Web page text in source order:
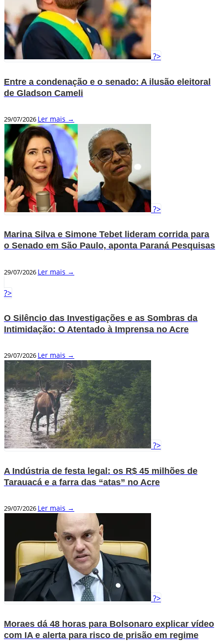
?>
Entre a condenação e o senado: A ilusão eleitoral
de Gladson Cameli
29/07/2026 Ler mais →
?>
Marina Silva e Simone Tebet lideram corrida para
o Senado em São Paulo, aponta Paraná Pesquisas
29/07/2026 Ler mais →
?>
O Silêncio das Investigações e as Sombras da
Intimidação: O Atentado à Imprensa no Acre
29/07/2026 Ler mais →
?>
A Indústria de festa legal: os R$ 45 milhões de
Tarauacá e a farra das “atas” no Acre
29/07/2026 Ler mais →
?>
Moraes dá 48 horas para Bolsonaro explicar vídeo
com IA e alerta para risco de prisão em regime